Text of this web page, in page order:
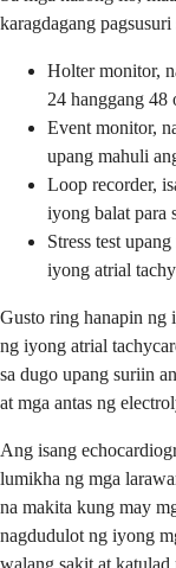
karagdagang
Holter monitor,
24 hanggang 48
Event monitor,
upang mahuli
Loop recorder,
iyong balat para
Stress test
iyong atrial
Gusto ring hanapin ng
ng iyong atrial
sa dugo upang suriin
at mga antas ng
Ang isang
lumikha ng mga
na makita kung may
nagdudulot ng iyong
walang sakit at katulad